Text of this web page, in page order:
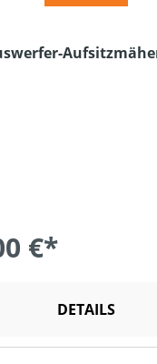
Aufsitzmäher
€*
DETAILS